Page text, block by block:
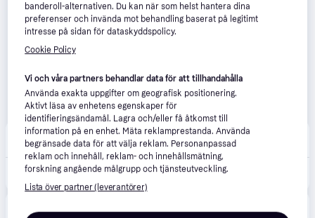
Bernadelli Store
108 kr frakt
UGG Woman 'Classic Ultra Mini Platform'
banderoll-alternativen. Du kan när som helst hantera dina
preferenser och invända mot behandling baserat på legitimt
intresse på sidan för dataskyddspolicy.
Cookie Policy
Vi och våra partners behandlar data för att tillhandahålla
Använda exakta uppgifter om geografisk positionering.
Aktivt läsa av enhetens egenskaper för
identifieringsändamål. Lagra och/eller få åtkomst till
information på en enhet. Mäta reklamprestanda. Använda
begränsade data för att välja reklam. Personanpassad
reklam och innehåll, reklam- och innehållsmätning,
forskning angående målgrupp och tjänsteutveckling.
Lista över partner (leverantörer)